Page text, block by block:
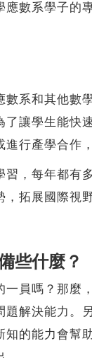
數系學子的專
和其他數學
讓學生能快
行產學合作
每年都有多
拓展國際視
些什麼？
嗎？那麼，
解決能力。
知的能力會幫